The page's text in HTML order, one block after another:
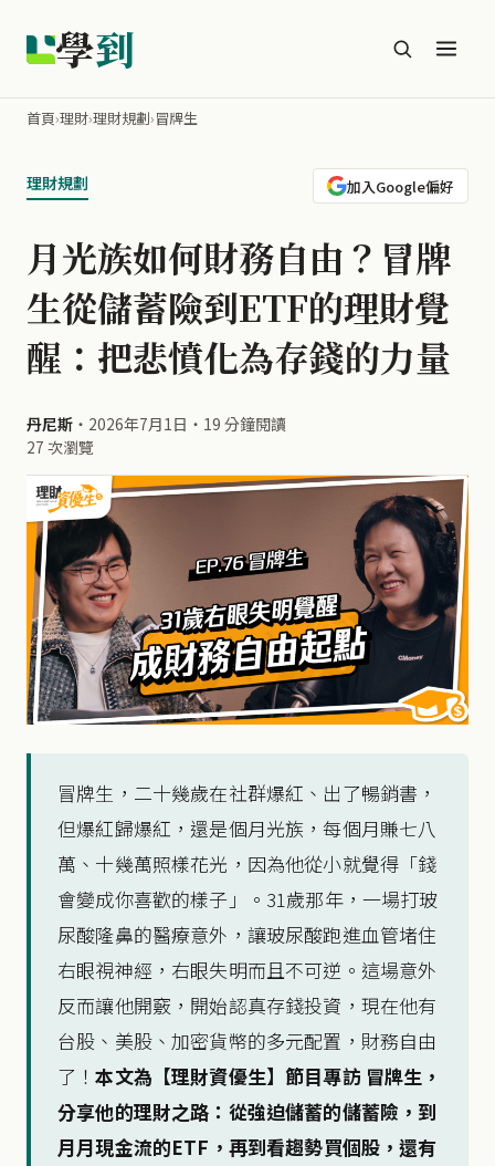
學到
首頁›理財›理財規劃›冒牌生
理財規劃 加入Google偏好
月光族如何財務自由？冒牌
生從儲蓄險到ETF的理財覺
醒：把悲憤化為存錢的力量
丹尼斯 ・ 2026年7月1日 ・ 19 分鐘閱讀
27 次瀏覽
冒牌生，二十幾歲在社群爆紅、出了暢銷書，
但爆紅歸爆紅，還是個月光族，每個月賺七八
萬、十幾萬照樣花光，因為他從小就覺得「錢
會變成你喜歡的樣子」。31歲那年，一場打玻
尿酸隆鼻的醫療意外，讓玻尿酸跑進血管堵住
右眼視神經，右眼失明而且不可逆。這場意外
反而讓他開竅，開始認真存錢投資，現在他有
台股、美股、加密貨幣的多元配置，財務自由
了！本文為【理財資優生】節目專訪 冒牌生，
分享他的理財之路：從強迫儲蓄的儲蓄險，到
月月現金流的ETF，再到看趨勢買個股，還有